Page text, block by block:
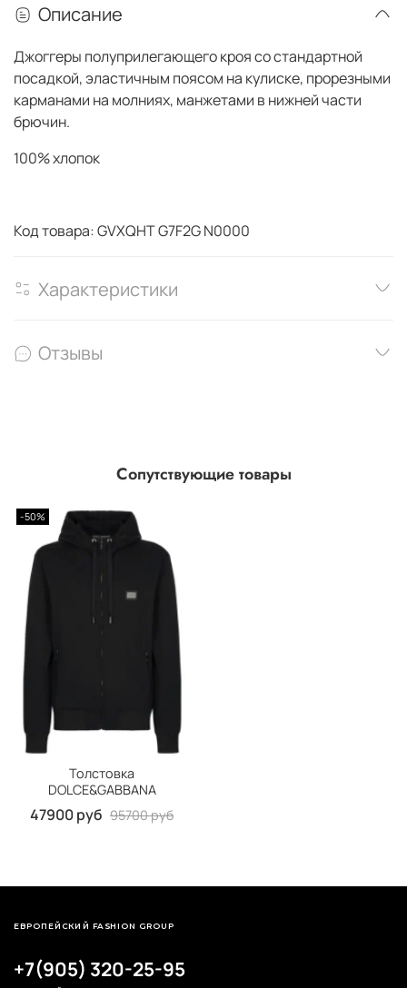
Описание
Джоггеры полуприлегающего кроя со стандартной
посадкой, эластичным поясом на кулиске, прорезными
карманами на молниях, манжетами в нижней части
брючин.
100% хлопок
Код товара: GVXQHT G7F2G N0000
Характеристики
Отзывы
Сопутствующие товары
-50%
Толстовка
DOLCE&GABBANA
47900 руб 95700 руб
+7(905) 320-25-95
ЕВРОПЕЙСКИЙ FASHION GROUP